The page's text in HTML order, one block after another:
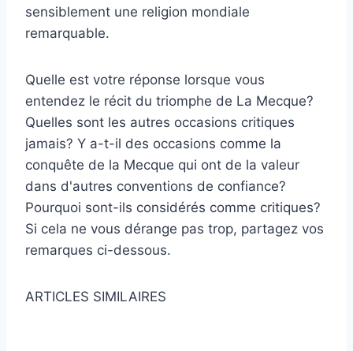
sensiblement une religion mondiale
remarquable.
Quelle est votre réponse lorsque vous
entendez le récit du triomphe de La Mecque?
Quelles sont les autres occasions critiques
jamais? Y a-t-il des occasions comme la
conquête de la Mecque qui ont de la valeur
dans d'autres conventions de confiance?
Pourquoi sont-ils considérés comme critiques?
Si cela ne vous dérange pas trop, partagez vos
remarques ci-dessous.
ARTICLES SIMILAIRES